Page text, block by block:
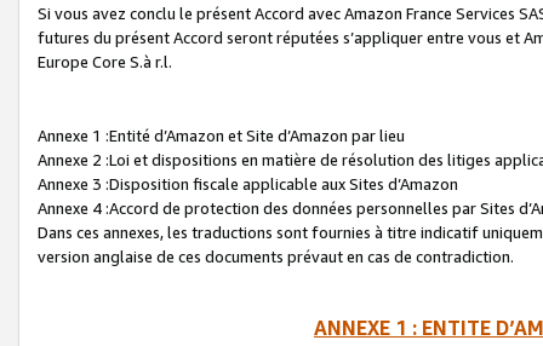
Si vous avez conclu le présent Accord avec Amazon France Services
futures du présent Accord seront réputées s’appliquer entre vous et
Europe Core S.à r.l.
Annexe 1 :Entité d’Amazon et Site d’Amazon par lieu
Annexe 2 :Loi et dispositions en matière de résolution des litiges
Annexe 3 :Disposition fiscale applicable aux Sites d’Amazon
Annexe 4 :Accord de protection des données personnelles par Sites
Dans ces annexes, les traductions sont fournies à titre indicatif
version anglaise de ces documents prévaut en cas de contradiction.
ANNEXE 1 : ENTITE